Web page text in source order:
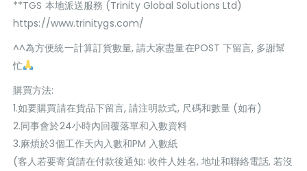
**TGS 本地派送服務 (Trinity Global Solutions Ltd)
https://www.trinitygs.com/
^^為方便統一計算訂貨數量, 請大家盡量在POST 下留言, 多謝幫
忙
購買方法:
1.如要購買請在貨品下留言, 請注明款式, 尺碼和數量 (如有)
2.同事會於24小時內回覆落單和入數資料
3.麻煩於3個工作天內入數和PM 入數紙
(客人若要寄貨請在付款後通知: 收件人姓名, 地址和聯絡電話, 若沒